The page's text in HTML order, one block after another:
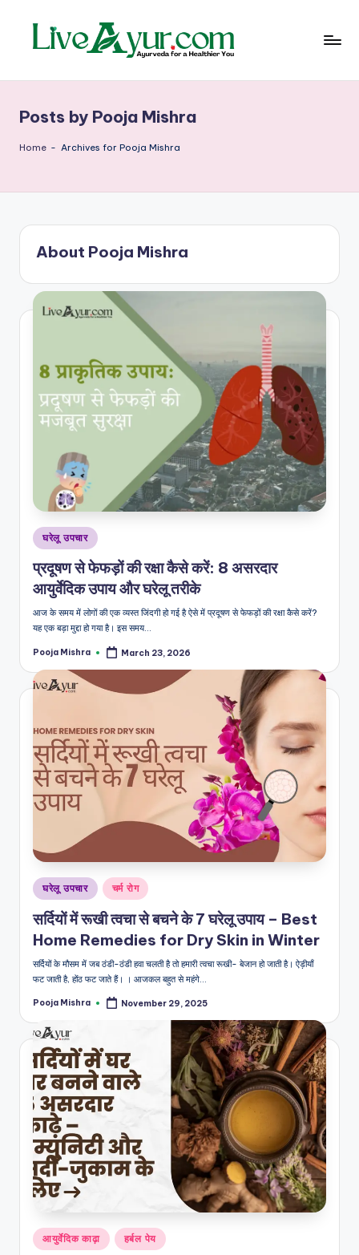
Ay
ur
युर्वे
दि
क
जी
ली
का
द
स्रो
त
आयुर्वेद
सरल
Posts by Pooja Mishra
Home - Archives for Pooja Mishra
About Pooja Mishra
Posted
in
घरेलू उपचार
प्रदूषण से फेफड़ों की रक्षा कैसे करें: 8 असरदार
आयुर्वेदिक उपाय और घरेलू तरीके
आज के समय में लोगों की एक व्यस्त जिंदगी हो गई है ऐसे में प्रदूषण से फेफड़ों की रक्षा कैसे करें?
यह एक बड़ा मुद्दा हो गया है। इस समय…
Posted
Pooja Mishra March 23, 2026
Posted
in
घरेलू उपचार चर्म रोग
सर्दियों में रूखी त्वचा से बचने के 7 घरेलू उपाय – Best
Home Remedies for Dry Skin in Winter
सर्दियों के मौसम में जब ठंडी-ठंडी हवा चलती है तो हमारी त्वचा रूखी- बेजान हो जाती है। ऐड़ीयाँ
फट जाती है, होंठ फट जाते हैं। । आजकल बहुत से महंगे…
Posted
Pooja Mishra November 29, 2025
Posted
आयुर्वेदिक काढ़ा हर्बल पेय